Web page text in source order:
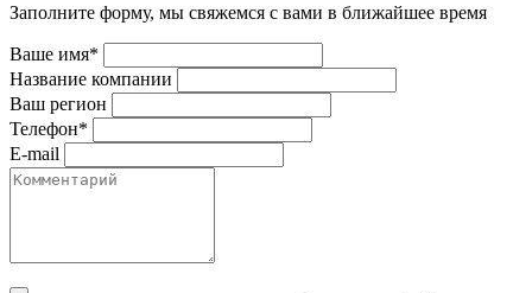
Заполните форму, мы свяжемся с вами в ближайшее время
Ваше имя*
Название компании
Ваш регион
Телефон*
E-mail